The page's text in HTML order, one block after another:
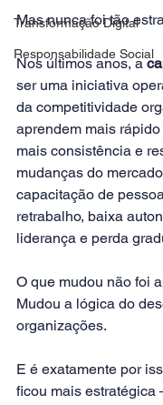
Transformação Digital
Responsabilidade Social
Mas nunca foi tão
Nos últimos anos, a
ser uma iniciativa
da competitividade
aprendem mais
mais consistência e
mudanças do
capacitação de
retrabalho, baixa
liderança e perda
O que mudou não foi
Mudou a lógica do
organizações.
E é exatamente por
ficou mais